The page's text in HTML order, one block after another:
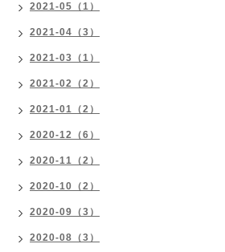
2021-05（1）
2021-04（3）
2021-03（1）
2021-02（2）
2021-01（2）
2020-12（6）
2020-11（2）
2020-10（2）
2020-09（3）
2020-08（3）